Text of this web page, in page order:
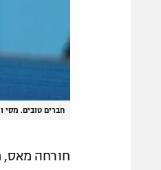
חברים טובים. מסי
חורחה מאס,